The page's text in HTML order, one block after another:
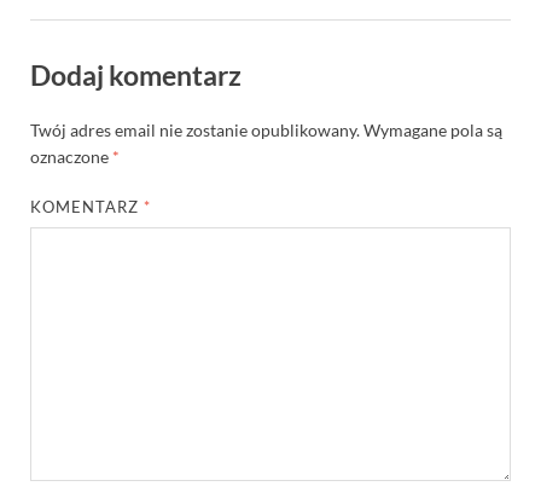
Dodaj komentarz
Twój adres email nie zostanie opublikowany.Wymagane pola są
oznaczone *
KOMENTARZ *